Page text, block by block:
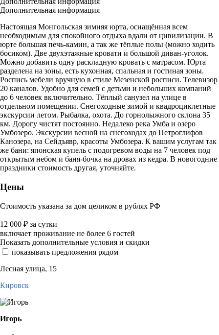
Дополнительная информация
Настоящая Монгольская зимняя юрта, оснащённая всем
необходимым для спокойного отдыха вдали от цивилизации. В
юрте большая печь-камин, а так же тёплые полы (можно ходить
босиком). Две двухэтажные кровати и большой диван-уголок.
Можно добавить одну раскладную кровать с матрасом. Юрта
разделена на зоны, есть кухонная, спальная и гостиная зоны.
Роспись мебели вручную в стиле Мезенской росписи. Телевизор
20 каналов. Удобно для семей с детьми и небольших компаний
до 6 человек включительно. Тёплый санузел на улице в
отдельном помещении. Снегоходные зимой и квадроциклетные
экскурсии летом. Рыбалка, охота. До горнолыжного склона 35
км. Дорогу чистят постоянно. Недалеко река Умба и озеро
Умбозеро. Экскурсии весной на снегоходах до Петроглифов
Канозера, на Сейдъявр, красоты Умбозера. К вашим услугам так
же бани: японская купель с подогревом воды на 7 человек под
открытым небом и баня-бочка на дровах из кедра. В новогодние
праздники стоимость другая, уточняйте.
Цены
Стоимость указана за дом целиком в рублях РФ
12 000 ₽ за сутки
включает проживание не более 6 гостей
Показать дополнительные условия и скидки
показывать предложения рядом
Лесная улица, 15
Кировск
Игорь